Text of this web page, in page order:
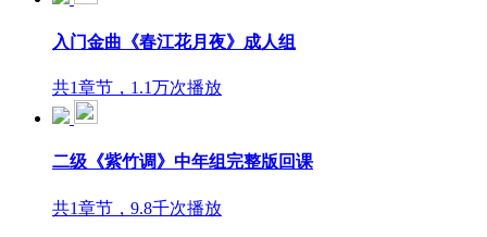
入门金曲《春江花月夜》成人组
共1章节，1.1万次播放
二级《紫竹调》中年组完整版回课
共1章节，9.8千次播放